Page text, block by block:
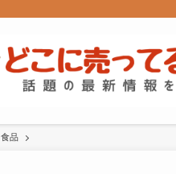
食品